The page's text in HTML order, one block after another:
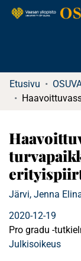
Etusivu
Järvi, Jenna
2020-12-19
Pro gradu -
Julkisoikeus